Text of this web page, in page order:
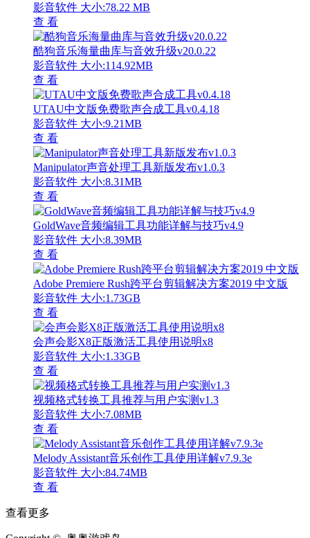
影音软件 大小:78.22 MB
查 看
酷狗音乐海量曲库与音效升级v20.0.22
影音软件 大小:114.92MB
查 看
UTAU中文版免费歌声合成工具v0.4.18
影音软件 大小:9.21MB
查 看
Manipulator声音处理工具新版发布v1.0.3
影音软件 大小:8.31MB
查 看
GoldWave音频编辑工具功能详解与技巧v4.9
影音软件 大小:8.39MB
查 看
Adobe Premiere Rush跨平台剪辑解决方案2019 中文版
影音软件 大小:1.73GB
查 看
会声会影X8正版激活工具使用说明x8
影音软件 大小:1.33GB
查 看
视频格式转换工具推荐与用户实测v1.3
影音软件 大小:7.08MB
查 看
Melody Assistant音乐创作工具使用详解v7.9.3e
影音软件 大小:84.74MB
查 看
查看更多